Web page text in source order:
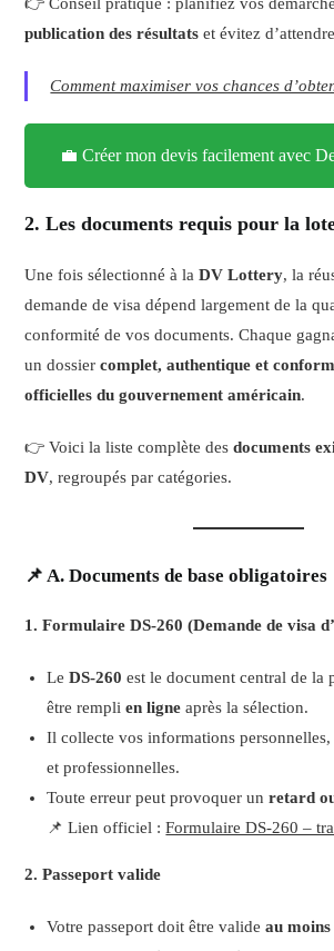
publication des résultats et évitez
Comment maximiser vos chances
💼 Créer mon devis facilement avec
2. Les documents requis pour la
Une fois sélectionné à laDV Lottery, la
demande de visa dépend largement de la
conformité de vos documents. Chaque
un dossiercomplet, authentique et
officielles du gouvernement américain.
👉 Voici la liste complète desdocuments
DV, regroupés par catégories.
📌 A. Documents de base obligatoires
1. Formulaire DS-260 (Demande de visa
LeDS-260 est le document central de la
être remplien ligne après la sélection.
Il collecte vos informations
et professionnelles.
Toute erreur peut provoquer unretard
📌 Lien officiel :Formulaire DS-260 –
2. Passeport valide
Votre passeport doit être valideau